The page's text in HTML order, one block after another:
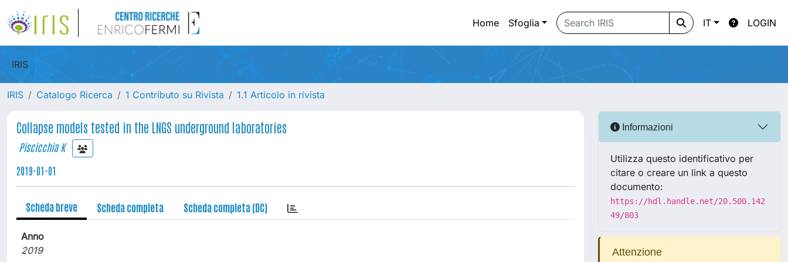
Home Sfoglia IT LOGIN
IRIS
IRIS Catalogo Ricerca 1 Contributo su Rivista 1.1 Articolo in rivista
Collapse models tested in the LNGS underground laboratories
Piscicchia K
2019-01-01
Scheda breve Scheda completa Scheda completa (DC)
Anno
2019
Informazioni
Utilizza questo identificativo per
citare o creare un link a questo
documento:
https://hdl.handle.net/20.500.142
49/803
Attenzione